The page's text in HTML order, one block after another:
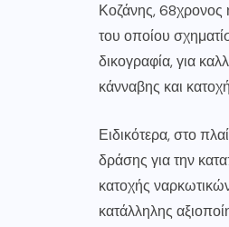
Κοζάνης,
του οποίου
δικογραφία, για
κάνναβης και
Ειδικότερα, στο
δράσης για την
κατοχής
κατάλληλης